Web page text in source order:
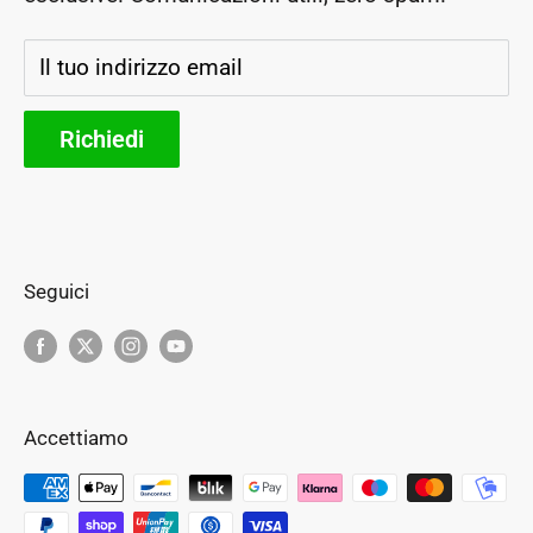
Storia e futuro
Parteners
Il tuo indirizzo email
Richiedi
Seguici
Accettiamo